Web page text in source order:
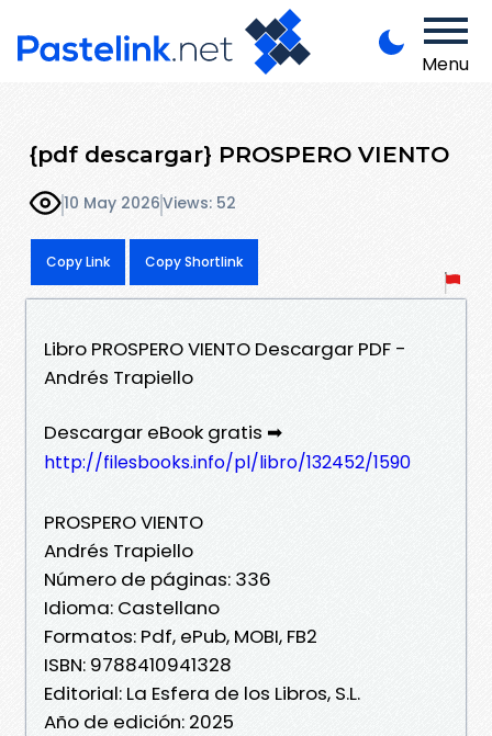
Menu
{pdf descargar} PROSPERO VIENTO
10 May 2026Views: 52
Copy Link Copy Shortlink
Libro PROSPERO VIENTO Descargar PDF -
Andrés Trapiello
Descargar eBook gratis ➡
http://filesbooks.info/pl/libro/132452/1590
PROSPERO VIENTO
Andrés Trapiello
Número de páginas: 336
Idioma: Castellano
Formatos: Pdf, ePub, MOBI, FB2
ISBN: 9788410941328
Editorial: La Esfera de los Libros, S.L.
Año de edición: 2025